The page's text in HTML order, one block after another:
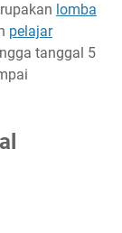
lomba
pelajar
tanggal 5